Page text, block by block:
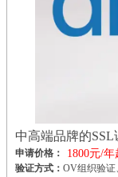
中高端品牌的
申请价格： 1800元/年
验证方式： OV组织验